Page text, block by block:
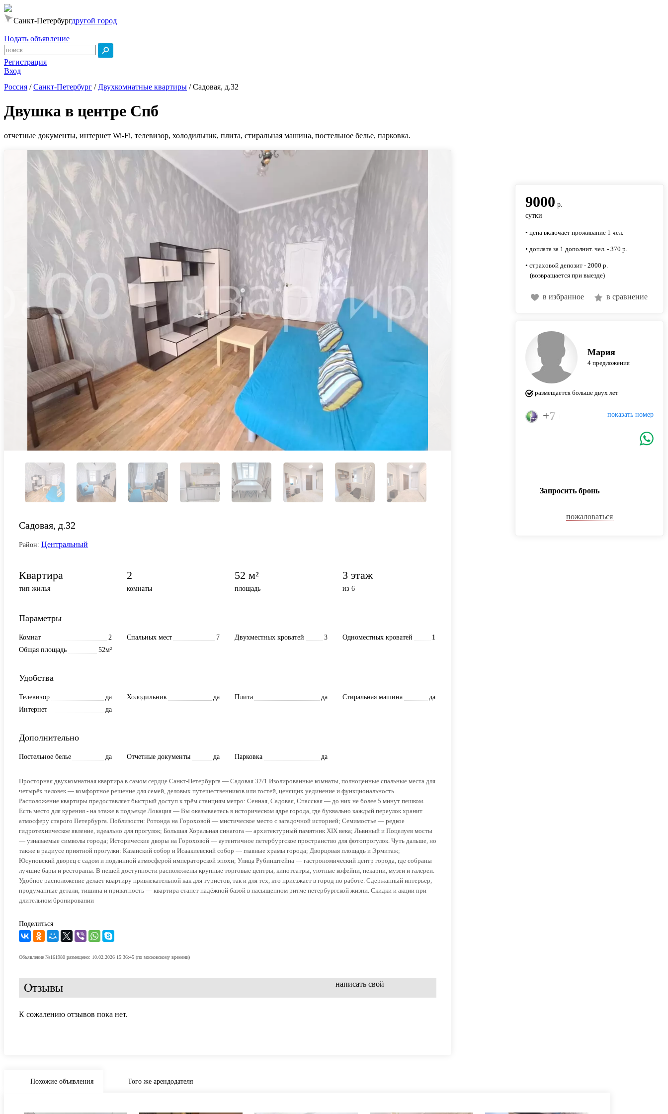
Санкт-Петербургдругой город
Подать объявление
Регистрация
Вход
Россия /Санкт-Петербург / Двухкомнатные квартиры /Садовая, д.32
Двушка в центре Спб
отчетные документы, интернет Wi-Fi, телевизор, холодильник, плита, стиральная машина, постельное белье, парковка.
Садовая, д.32
Район: Центральный
Квартира
тип жилья
2
комнаты
52 м²
площадь
3 этаж
из 6
Параметры
Комнат 2 Спальных мест 7 Двухместных кроватей 3 Одноместных кроватей
1
Общая площадь
52м²
Удобства
Телевизор да Холодильник да Плита да Стиральная машина
да
Интернет
да
Дополнительно
Постельное белье да Отчетные документы да Парковка да
Просторная двухкомнатная квартира в самом сердце Санкт-Петербурга — Садовая 32/1 Изолированные комнаты, полноценные спальные места для
четырёх человек — комфортное решение для семей, деловых путешественников или гостей, ценящих уединение и функциональность.
Расположение квартиры предоставляет быстрый доступ к трём станциям метро: Сенная, Садовая, Спасская — до них не более 5 минут пешком.
Есть место для курения - на этаже в подъезде Локация — Вы оказываетесь в историческом ядре города, где буквально каждый переулок хранит
атмосферу старого Петербурга. Поблизости: Ротонда на Гороховой — мистическое место с загадочной историей; Семимостье — редкое
гидротехническое явление, идеально для прогулок; Большая Хоральная синагога — архитектурный памятник XIX века; Львиный и Поцелуев мосты
— узнаваемые символы города; Исторические дворы на Гороховой — аутентичное петербургское пространство для фотопрогулок. Чуть дальше, но
также в радиусе приятной прогулки: Казанский собор и Исаакиевский собор — главные храмы города; Дворцовая площадь и Эрмитаж;
Юсуповский дворец с садом и подлинной атмосферой императорской эпохи; Улица Рубинштейна — гастрономический центр города, где собраны
лучшие бары и рестораны. В пешей доступности расположены крупные торговые центры, кинотеатры, уютные кофейни, пекарни, музеи и галереи.
Удобное расположение делает квартиру привлекательной как для туристов, так и для тех, кто приезжает в город по работе. Сдержанный интерьер,
продуманные детали, тишина и приватность — квартира станет надёжной базой в насыщенном ритме петербургской жизни. Скидки и акции при
длительном бронировании
Поделиться
Объявление №161980 размещено: 10.02.2026 15:36:45 (по московскому времени)
Отзывы написать свой
К сожалению отзывов пока нет.
9000 р.
сутки
• цена включает проживание 1 чел.
• доплата за 1 дополнит. чел. - 370 р.
• страховой депозит - 2000 р.
(возвращается при выезде)
в избранное в сравнение
Мария
4 предложения
размещается больше двух лет
показать номер
+7 (921) 358-62-69
Запросить бронь
пожаловаться
Похожие объявления Того же арендодателя